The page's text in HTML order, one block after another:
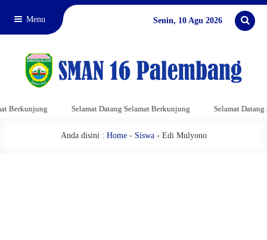
Menu Senin, 10 Agu 2026
Berkunjung Selamat Datang Selamat Berkunjung Selamat Datang
Anda disini : Home- Siswa- Edi Mulyono